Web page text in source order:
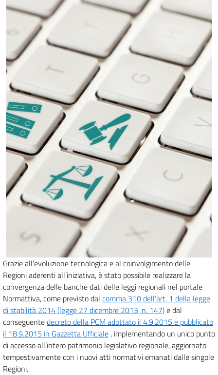
Grazie all’evoluzione tecnologica e al coinvolgimento delle
Regioni aderenti all’iniziativa, è stato possibile realizzare la
convergenza delle banche dati delle leggi regionali nel portale
Normattiva, come previsto dal comma 310 dell’art. 1 della legge
di stabilità 2014 (legge 27 dicembre 2013, n. 147)e dal
conseguentedecreto della PCM adottato il 4.9.2015 e pubblicato
il 18.9.2015 in Gazzetta Ufficiale , implementando un unico punto
di accesso all’intero patrimonio legislativo regionale, aggiornato
tempestivamente con i nuovi atti normativi emanati dalle singole
Regioni.